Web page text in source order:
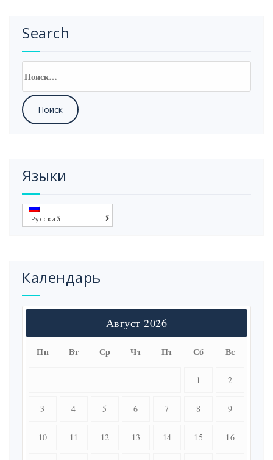
Search
Языки
Русский
Календарь
Август 2026
Пн Вт Ср Чт Пт Сб Вс
1 2
3 4 5 6 7 8 9
10 11 12 13 14 15 16